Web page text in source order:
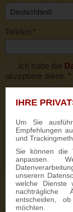
IHRE
Um Sie
Empfehlungen
und
Sie können die
anpassen.
unserern
welche Dienste
nachträgliche
entscheiden,
möchten.
Telefon *
Ich habe die
akzeptiere diese. *
Optionale
Lieferdatum